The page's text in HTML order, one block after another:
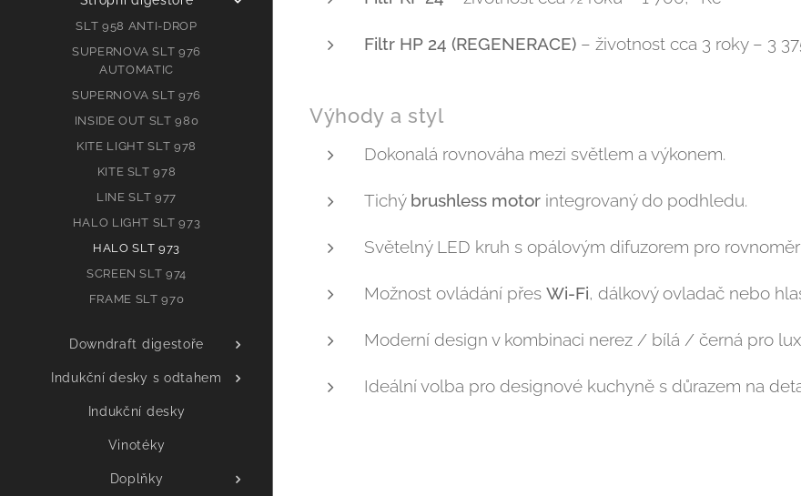
SLT 958 ANTI-DROP
SUPERNOVA SLT 976
AUTOMATIC
SUPERNOVA SLT 976
INSIDE OUT SLT 980
KITE LIGHT SLT 978
KITE SLT 978
LINE SLT 977
HALO LIGHT SLT 973
HALO SLT 973
SCREEN SLT 974
FRAME SLT 970
Downdraft digestoře
Indukční desky s odtahem
Indukční desky
Vinotéky
Doplňky
Filtr HP 24 (REGENERACE) – životnost cca 3 roky – 3
Výhody a styl
Dokonalá rovnováha mezi světlem a výkonem.
Tichý brushless motor integrovaný do podhledu.
Světelný LED kruh s opálovým difuzorem pro
Možnost ovládání přes Wi-Fi, dálkový ovladač nebo
Moderní design v kombinaci nerez / bílá / černá pro
Ideální volba pro designové kuchyně s důrazem na